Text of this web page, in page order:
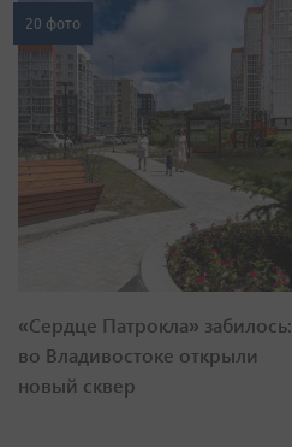
20 фото
«Сердце Патрокла» забилось:
во Владивостоке открыли
новый сквер